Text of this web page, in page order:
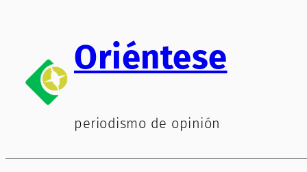
contenido
Oriéntese
periodismo de opinión